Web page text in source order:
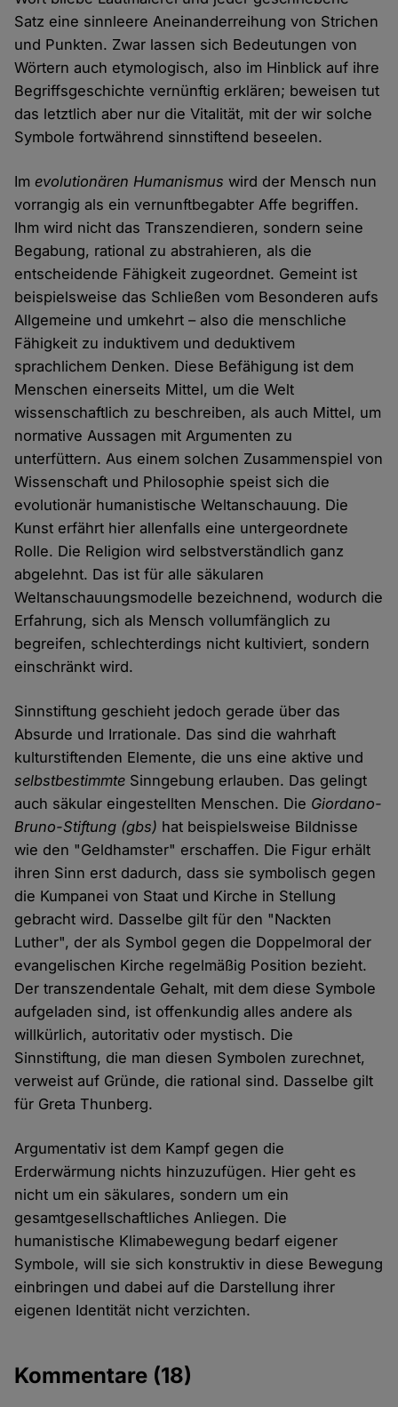
Satz eine sinnleere Aneinanderreihung von Strichen
und Punkten. Zwar lassen sich Bedeutungen von
Wörtern auch etymologisch, also im Hinblick auf ihre
Begriffsgeschichte vernünftig erklären; beweisen tut
das letztlich aber nur die Vitalität, mit der wir solche
Symbole fortwährend sinnstiftend beseelen.
Imevolutionären Humanismus wird der Mensch nun
vorrangig als ein vernunftbegabter Affe begriffen.
Ihm wird nicht das Transzendieren, sondern seine
Begabung, rational zu abstrahieren, als die
entscheidende Fähigkeit zugeordnet. Gemeint ist
beispielsweise das Schließen vom Besonderen aufs
Allgemeine und umkehrt – also die menschliche
Fähigkeit zu induktivem und deduktivem
sprachlichem Denken. Diese Befähigung ist dem
Menschen einerseits Mittel, um die Welt
wissenschaftlich zu beschreiben, als auch Mittel, um
normative Aussagen mit Argumenten zu
unterfüttern. Aus einem solchen Zusammenspiel von
Wissenschaft und Philosophie speist sich die
evolutionär humanistische Weltanschauung. Die
Kunst erfährt hier allenfalls eine untergeordnete
Rolle. Die Religion wird selbstverständlich ganz
abgelehnt. Das ist für alle säkularen
Weltanschauungsmodelle bezeichnend, wodurch die
Erfahrung, sich als Mensch vollumfänglich zu
begreifen, schlechterdings nicht kultiviert, sondern
einschränkt wird.
Sinnstiftung geschieht jedoch gerade über das
Absurde und Irrationale. Das sind die wahrhaft
kulturstiftenden Elemente, die uns eine aktive und
selbstbestimmte Sinngebung erlauben. Das gelingt
auch säkular eingestellten Menschen. Die Giordano-
Bruno-Stiftung (gbs) hat beispielsweise Bildnisse
wie den "Geldhamster" erschaffen. Die Figur erhält
ihren Sinn erst dadurch, dass sie symbolisch gegen
die Kumpanei von Staat und Kirche in Stellung
gebracht wird. Dasselbe gilt für den "Nackten
Luther", der als Symbol gegen die Doppelmoral der
evangelischen Kirche regelmäßig Position bezieht.
Der transzendentale Gehalt, mit dem diese Symbole
aufgeladen sind, ist offenkundig alles andere als
willkürlich, autoritativ oder mystisch. Die
Sinnstiftung, die man diesen Symbolen zurechnet,
verweist auf Gründe, die rational sind. Dasselbe gilt
für Greta Thunberg.
Argumentativ ist dem Kampf gegen die
Erderwärmung nichts hinzuzufügen. Hier geht es
nicht um ein säkulares, sondern um ein
gesamtgesellschaftliches Anliegen. Die
humanistische Klimabewegung bedarf eigener
Symbole, will sie sich konstruktiv in diese Bewegung
einbringen und dabei auf die Darstellung ihrer
eigenen Identität nicht verzichten.
Kommentare (18)